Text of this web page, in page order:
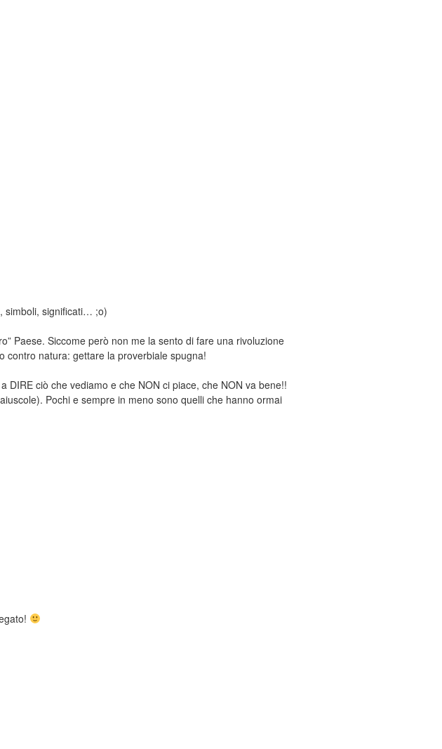
simboli, significati… ;o)
Paese. Siccome però non me la sento di fare una rivoluzione
contro natura: gettare la proverbiale spugna!
ciò che vediamo e che NON ci piace, che NON va bene!!
Pochi e sempre in meno sono quelli che hanno ormai